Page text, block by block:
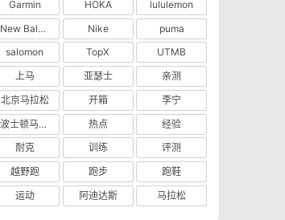
Garmin
HOKA
lululemon
New Balance
Nike
puma
salomon
TopX
UTMB
上马
亚瑟士
亲测
北京马拉松
开箱
李宁
波士顿马拉松
热点
经验
耐克
训练
评测
越野跑
跑步
跑鞋
运动
阿迪达斯 马拉松